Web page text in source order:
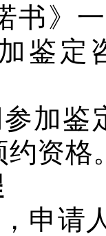
书》
鉴定
加鉴
约资格
申请